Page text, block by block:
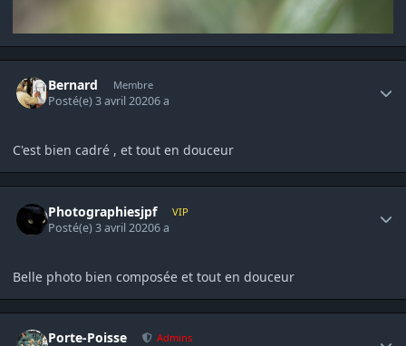
Bernard Membre
Posté(e)3 avril 20206 a
C'est bien cadré , et tout en douceur
Photographiesjpf VIP
Posté(e)3 avril 20206 a
Belle photo bien composée et tout en douceur
Porte-Poisse Admins